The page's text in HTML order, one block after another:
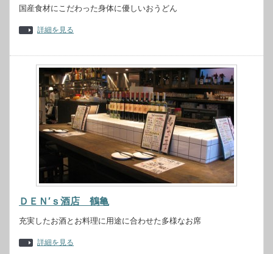
国産食材にこだわった身体に優しいおうどん
詳細を見る
ＤＥＮ′ｓ酒店 鶴亀
充実したお酒とお料理に用途に合わせた多様なお席
詳細を見る